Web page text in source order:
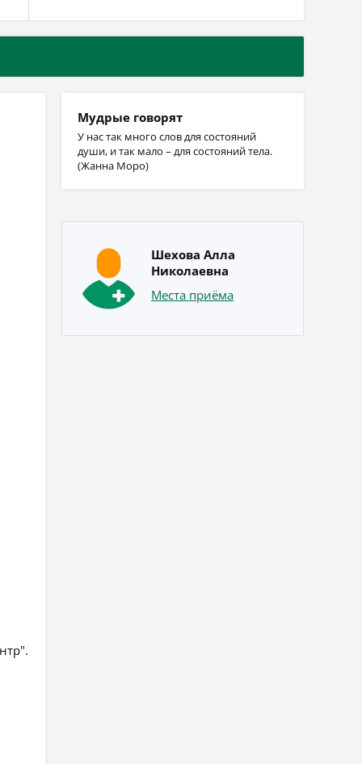
Мудрые говорят
У нас так много слов для состояний
души, и так мало – для состояний тела.
(Жанна Моро)
Шехова Алла
Николаевна
Места приёма